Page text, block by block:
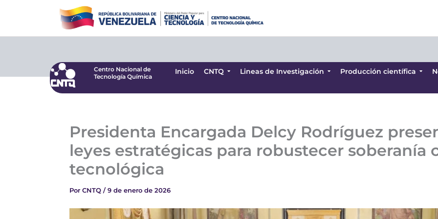
Tecnología Química
CNTQ
Centro Nacional de
Tecnología Química
Inicio CNTQ Lineas de Investigación Producción científica
Presidenta Encargada Delcy Rodríguez
leyes estratégicas para robustecer soberanía
tecnológica
Por CNTQ /9 de enero de 2026